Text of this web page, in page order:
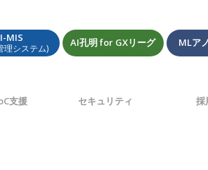
MIS
理システム) AI孔明 for GXリーグ MLア
支援 セキュリティ 採